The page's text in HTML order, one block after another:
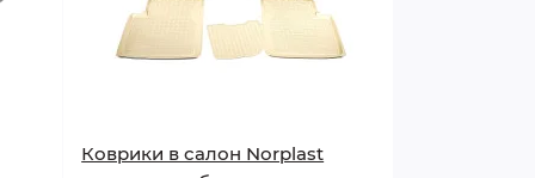
Коврики в салон Norplast